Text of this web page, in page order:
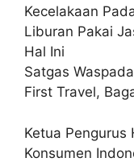
Kecelakaan
Liburan Pakai
Hal Ini
Satgas
First Travel,
Ketua Pengurus
Konsumen